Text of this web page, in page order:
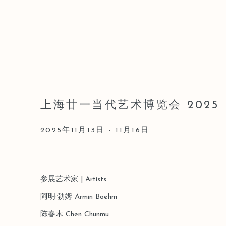
上海廿一当代艺术博览会 2025
2025年11月13日 - 11月16日
参展艺术家 | Artists
阿明·勃姆 Armin Boehm
陈春木 Chen Chunmu